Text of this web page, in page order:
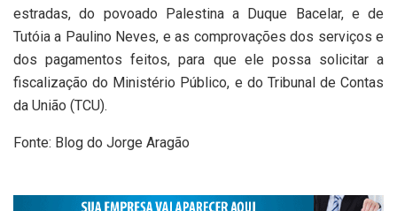
estradas, do povoado Palestina a Duque Bacelar, e de
Tutóia a Paulino Neves, e as comprovações dos serviços e
dos pagamentos feitos, para que ele possa solicitar a
fiscalização do Ministério Público, e do Tribunal de Contas
da União (TCU).
Fonte: Blog do Jorge Aragão